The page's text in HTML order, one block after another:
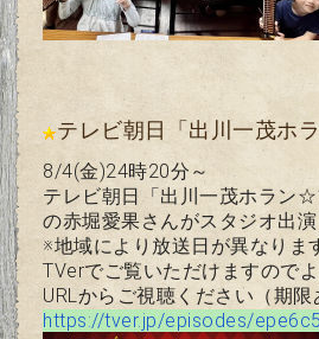
テレビ朝日「出川一茂ホ
8/4(金)24時20分～
テレビ朝日「出川一茂ホラン☆
の赤堀愛果さんがスタジオ出
※地域により放送日が異なりま
TVerでご覧いただけますので
URLからご視聴ください（期限
https://tver.jp/episodes/